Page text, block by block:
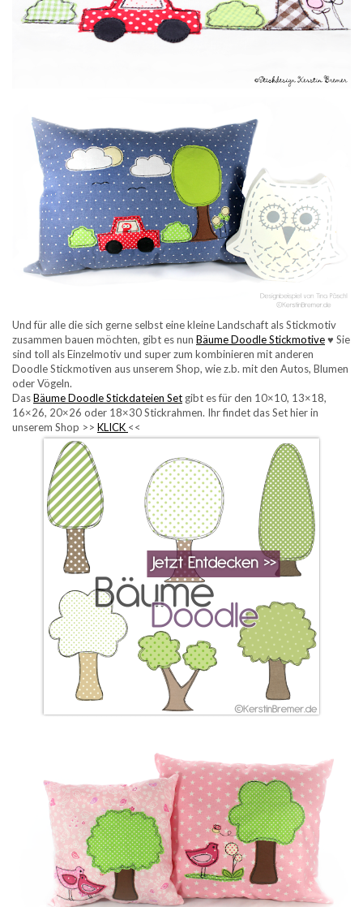
Und für alle die sich gerne selbst eine kleine Landschaft als Stickmotiv
zusammen bauen möchten, gibt es nun Bäume Doodle Stickmotive♥ Sie
sind toll als Einzelmotiv und super zum kombinieren mit anderen
Doodle Stickmotiven aus unserem Shop, wie z.b. mit den Autos, Blumen
oder Vögeln.
DasBäume Doodle Stickdateien Set gibt es für den 10×10, 13×18,
16×26, 20×26 oder 18×30 Stickrahmen. Ihr findet das Set hier in
unserem Shop >> KLICK <<